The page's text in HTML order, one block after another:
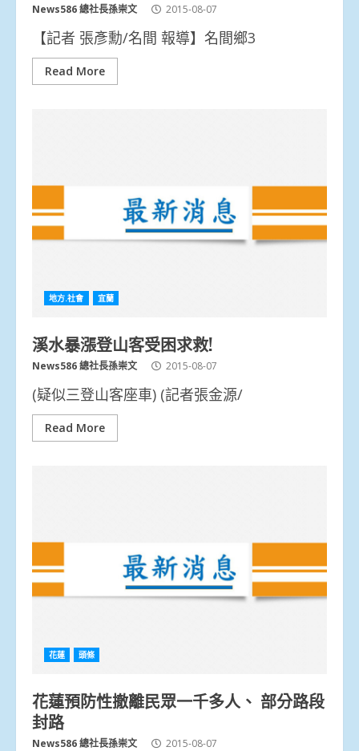
News586 總社長孫崇文 2015-08-07
【記者 張彥勳/名間 報導】名間鄉3
Read More
地方.社會 宜蘭
溪水暴漲登山客受困求救!
News586 總社長孫崇文 2015-08-07
(疑似三登山客座車) (記者張金源/
Read More
花蓮 頭條
花蓮預防性撤離民眾一千多人、 部分路段
封路
News586 總社長孫崇文 2015-08-07